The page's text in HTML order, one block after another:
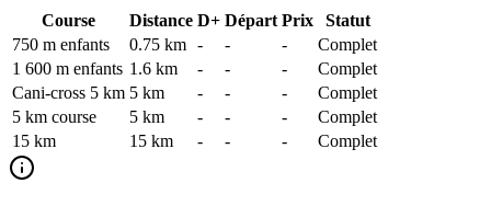
Course Distance D+ Départ Prix
Statut
750 m enfants
0.75 km - - -
Complet
1 600 m enfants 1.6 km - - -
Complet
Cani-cross 5 km 5 km - - -
Complet
5 km course
5 km - - -
Complet
15 km
15 km - - - Complet